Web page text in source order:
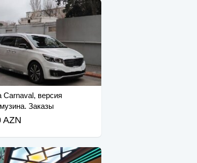
Carnaval, версия
Заказы
AZN